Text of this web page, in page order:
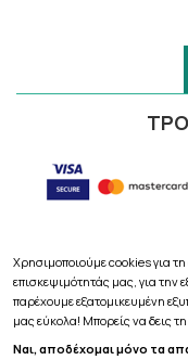
Copyright
Χρησιμοποιούμε cookies για
επισκεψιμότητάς μας, για την
παρέχουμε εξατομικευμένη
μας εύκολα! Μπορείς να δεις
Ναι, αποδέχομαι μόνο τα